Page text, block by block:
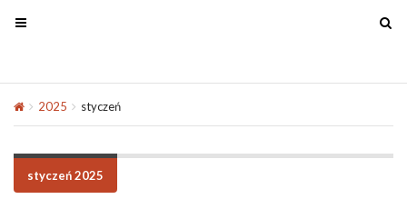
T
g
l
e
n
v
T
g
e
n
2025 styczeń
styczeń 2025